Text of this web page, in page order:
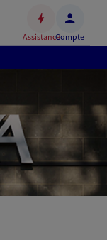
AssistanceCompte